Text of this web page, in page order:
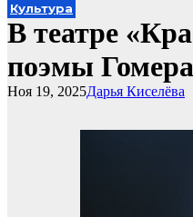
Культура
В театре
поэмы Гомера
Дарья Киселёва
Ноя 19, 2025